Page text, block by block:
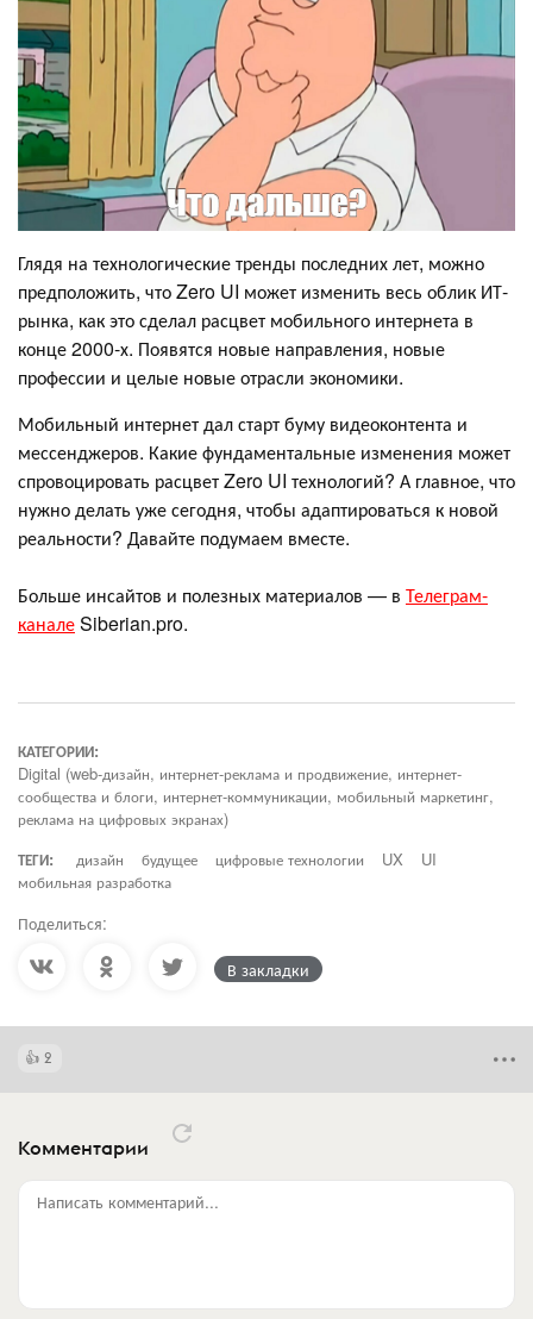
Глядя на технологические тренды последних лет, можно
предположить, что Zero UI может изменить весь облик ИТ-
рынка, как это сделал расцвет мобильного интернета в
конце 2000-х. Появятся новые направления, новые
профессии и целые новые отрасли экономики.
Мобильный интернет дал старт буму видеоконтента и
мессенджеров. Какие фундаментальные изменения может
спровоцировать расцвет Zero UI технологий? А главное, что
нужно делать уже сегодня, чтобы адаптироваться к новой
реальности? Давайте подумаем вместе.
Больше инсайтов и полезных материалов — в Телеграм-
каналеSiberian.pro.
КАТЕГОРИИ:
Digital (web-дизайн, интернет-реклама и продвижение, интернет-
сообщества и блоги, интернет-коммуникации, мобильный маркетинг,
реклама на цифровых экранах)
ТЕГИ:
дизайн будущее цифровые технологии UX
UI
мобильная разработка
Поделиться:
В закладки
2
Комментарии
Написать комментарий...